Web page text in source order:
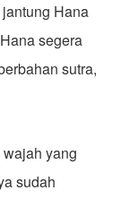
Hana
segera
sutra,
yang
sudah